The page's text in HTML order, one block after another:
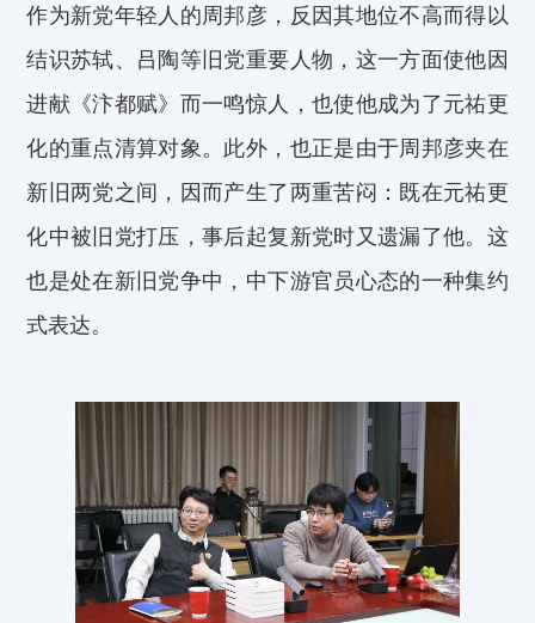
作为新党年轻人 的周邦彦，反因其地位不高而得以
结识苏轼、吕陶等旧党重要人物，这一方面使他因
进献《汴都赋》而一鸣惊人，也使他成为了元祐更
化的重点清算对象 。此外，也正是由于周邦彦夹在
新旧两党之间，因而产生了两重苦闷：既在元祐更
化中被旧党打压，事后起复新党时又遗漏了他。这
也是处在新旧党争中，中下游官员心态的一种集约
式表达。